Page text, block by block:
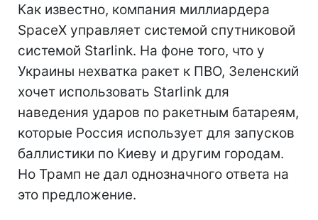
Как известно, компания миллиардера
SpaceX управляет системой спутниковой
системой Starlink. На фоне того, что у
Украины нехватка ракет к ПВО, Зеленский
хочет использовать Starlink для
наведения ударов по ракетным батареям,
которые Россия использует для запусков
баллистики по Киеву и другим городам.
Но Трамп не дал однозначного ответа на
это предложение.